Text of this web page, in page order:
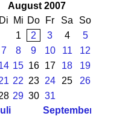
August 2007
Di Mi Do Fr Sa
So
1
2 3 4
5
7 8 9 10 11
12
15 16 17 18
19
22 23 24 25
26
29 30 31
September